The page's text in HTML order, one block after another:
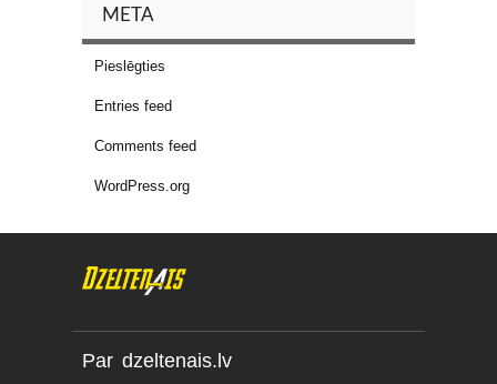
META
Pieslēgties
Entries feed
Comments feed
WordPress.org
Par dzeltenais.lv